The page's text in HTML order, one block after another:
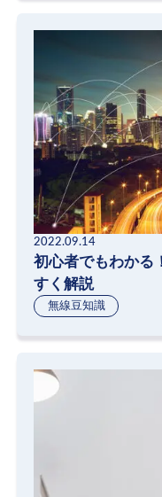
2022.09.14
初心者でもわかる
すく解説
無線豆知識